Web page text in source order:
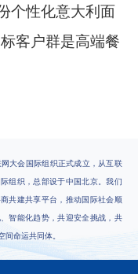
个性化意大利面
客户群是高端餐
大会国际组织正式成立，从互联
组织，总部设于中国北京。我们
共建共享平台，推动国际社会顺
智能化趋势，共迎安全挑战，共
间命运共同体。